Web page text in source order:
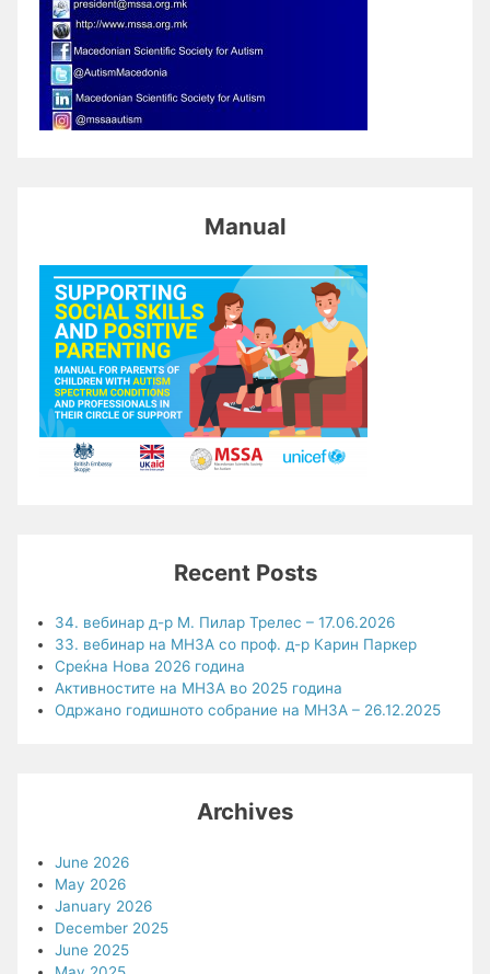
Manual
Recent Posts
34. вебинар д-р М. Пилар Трелес – 17.06.2026
33. вебинар на МНЗА со проф. д-р Карин Паркер
Среќна Нова 2026 година
Активностите на МНЗА во 2025 година
Одржано годишното собрание на МНЗА – 26.12.2025
Archives
June 2026
May 2026
January 2026
December 2025
June 2025